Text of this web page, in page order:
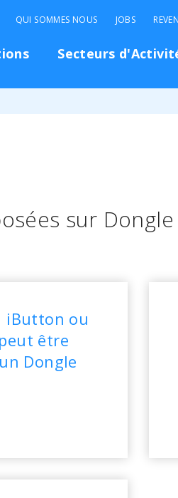
Secteurs
QUI SOMMES NOUS JOBS
sur Dongle
iButton ou
être
Dongle